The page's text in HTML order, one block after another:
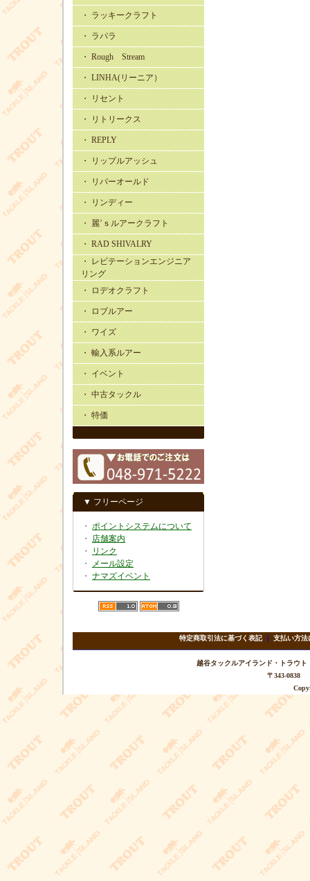
・ ラッキークラフト
・ ラパラ
・ Rough Stream
・ LINHA(リーニア）
・ リセント
・ リトリークス
・ REPLY
・ リップルアッシュ
・ リバーオールド
・ リンディー
・ 麗’ｓルアークラフト
・ RAD SHIVALRY
・ レビテーションエンジニア
リング
・ ロデオクラフト
・ ロブルアー
・ ワイズ
・ 輸入系ルアー
・ イベント
・ 中古タックル
・ 特価
▼ フリーページ
・ ポイントシステムについて
・ 店舗案内
・
リンク
・
メール設定
・ ナマズイベント
特定商取引法に基づく表記｜ 支払い方法
越谷タックルアイランド・トラ
〒343-0838